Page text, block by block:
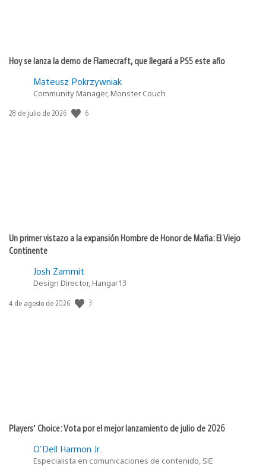
Hoy se lanza la demo de Flamecraft, que llegará a PS5 este año
Mateusz Pokrzywniak
Community Manager, Monster Couch
Fecha
28 de julio de 2026 6
Un primer vistazo a la expansión Hombre de Honor de Mafia: El Viejo
Continente
Josh Zammit
Design Director, Hangar 13
Fecha
4 de agosto de 2026 3
Players’ Choice: Vota por el mejor lanzamiento de julio de 2026
O'Dell Harmon Jr.
Especialista en comunicaciones de contenido, SIE